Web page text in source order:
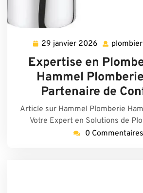
29 janvier 2026 29
janvier
2026
Expertise en
Hammel
Partenaire de
Article sur Hammel Plomberie
Votre Expert en Solutions de
0 Commentaires